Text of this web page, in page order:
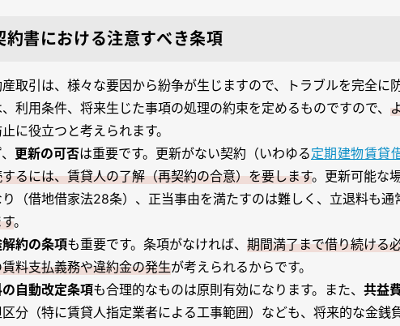
約書における注意すべき条項
取引は、様々な要因から紛争が生じますので、トラブルを完全に
、利用条件、将来生じた事項の処理の約束を定めるものですので、
に役立つと考えられます。
更新の可否は重要です。更新がない契約（いわゆる定期建物賃貸
るには、賃貸人の了解（再契約の合意）を要します。更新可能な
り（借地借家法28条）、正当事由を満たすのは難しく、立退料も通
。
約の条項も重要です。条項がなければ、 期間満了まで借り続ける
料支払義務や違約金の発生が考えられるからです。
自動改定条項も合理的なものは原則有効になります。また、 共益
区分（特に賃貸人指定業者による工事範囲）なども、将来的な金銭